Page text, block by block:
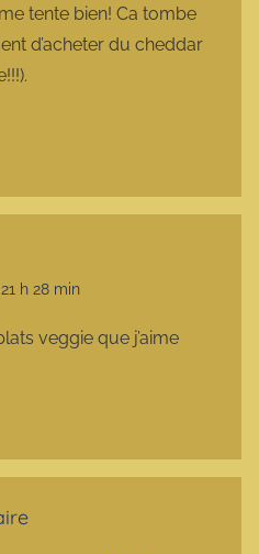
tente bien! Ca tombe
d’acheter du cheddar
h 28 min
veggie que j’aime